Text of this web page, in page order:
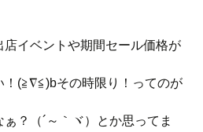
イベントや期間セール価格が
！(≧∇≦)bその時限り！ってのが
？（´～｀ヾ）とか思ってま